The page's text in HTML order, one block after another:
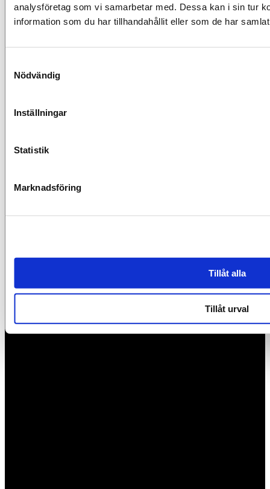
analysföretag som vi samarbetar med. Dessa kan i sin tur
information som du har tillhandahållit eller som de har
Nödvändig
Inställningar
Statistik
Marknadsföring
Tillåt alla
Tillåt urval